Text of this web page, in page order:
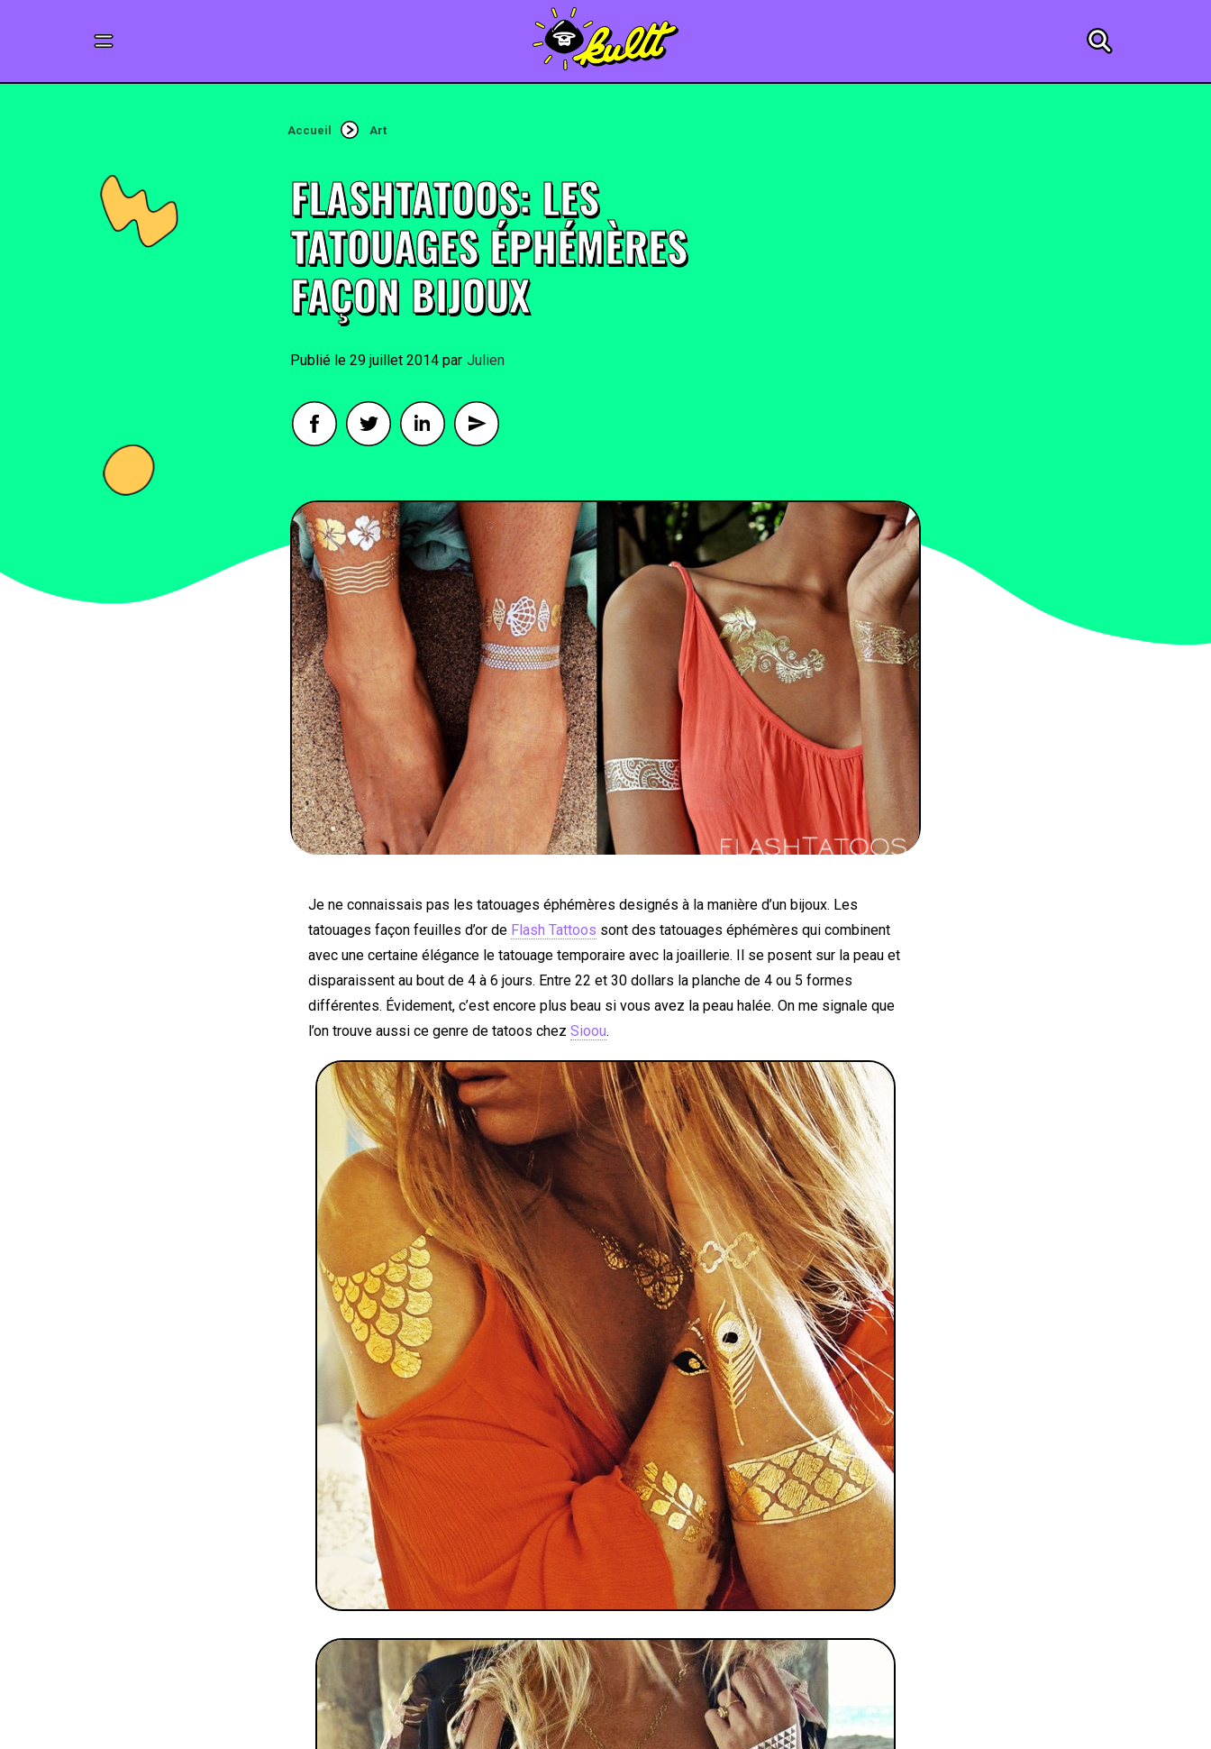
Accueil Art
FLASHTATOOS: LES
TATOUAGES ÉPHÉMÈRES
FAÇON BIJOUX
29 juillet 2014 By Julien
Je ne connaissais pas les tatouages éphémères designés à la manière d’un bijoux. Les
tatouages façon feuilles d’or de Flash Tattoos sont des tatouages éphémères qui combinent
avec une certaine élégance le tatouage temporaire avec la joaillerie. Il se posent sur la peau et
disparaissent au bout de 4 à 6 jours. Entre 22 et 30 dollars la planche de 4 ou 5 formes
différentes. Évidement, c’est encore plus beau si vous avez la peau halée. On me signale que
l’on trouve aussi ce genre de tatoos chez Sioou.